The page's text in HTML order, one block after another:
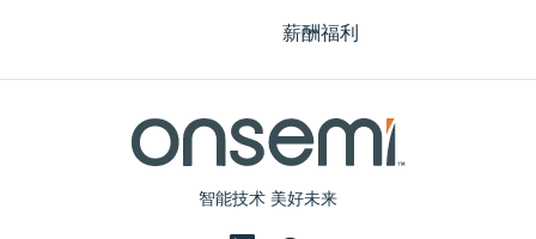
智能技术 美好未来
薪酬福利